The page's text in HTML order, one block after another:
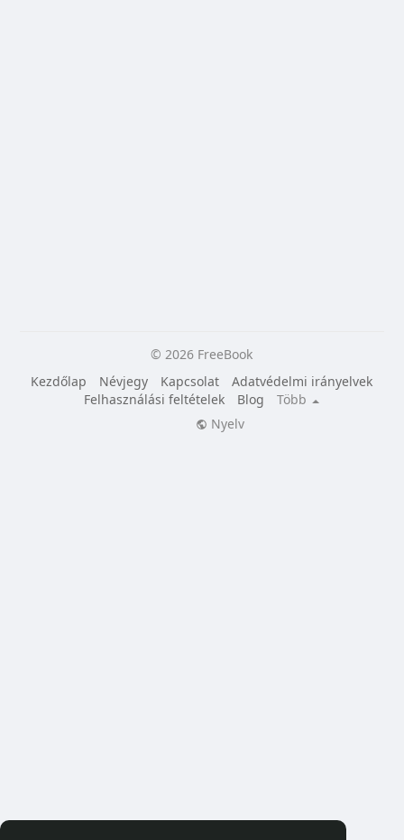
© 2026 FreeBook
Kezdőlap
Névjegy Kapcsolat
Adatvédelmi irányelvek
Felhasználási feltételek
Blog
Több
Nyelv